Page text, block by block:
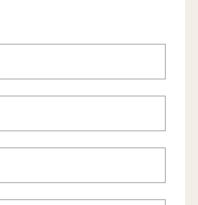
formulář